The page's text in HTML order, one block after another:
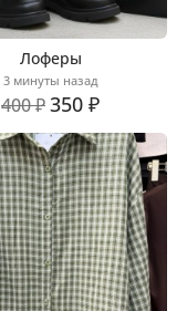
Лоферы
3 минуты назад
400 ₽350 ₽